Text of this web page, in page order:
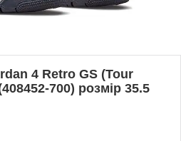
4 Retro GS (Tour
700) розмір 35.5